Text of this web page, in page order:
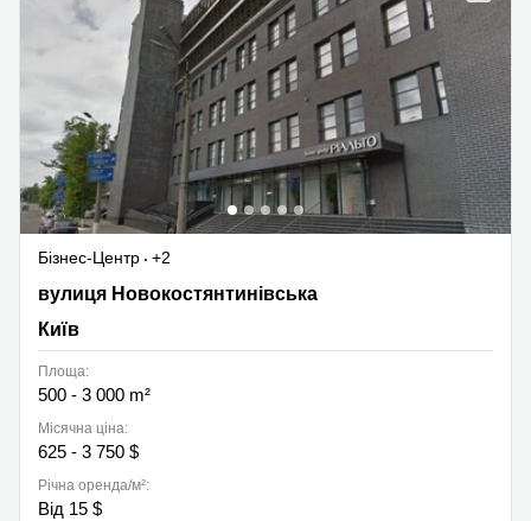
Бізнес-Центр
+2
вулиця Новокостянтинівська 18, Київ
вулиця Новокостянтинівська
Київ
Площа:
500 - 3 000 m²
Місячна ціна:
625 - 3 750 $
Річна оренда/м²:
Від 15 $